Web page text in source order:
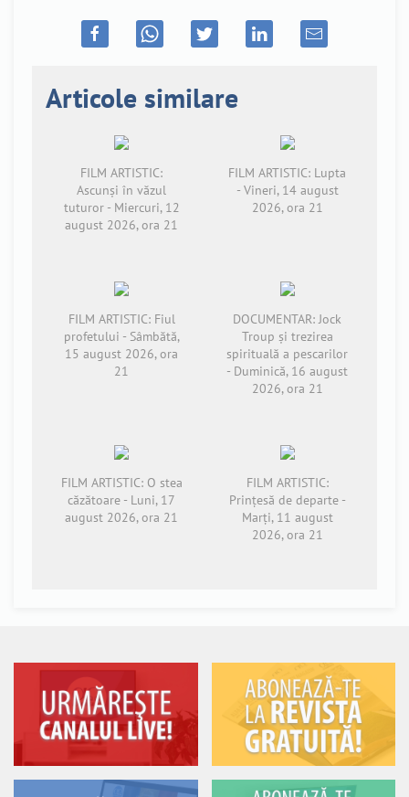
Articole similare
FILM ARTISTIC:
Ascunși în văzul
tuturor - Miercuri, 12
august 2026, ora 21
FILM ARTISTIC: Lupta
- Vineri, 14 august
2026, ora 21
FILM ARTISTIC: Fiul
profetului - Sâmbătă,
15 august 2026, ora
21
DOCUMENTAR: Jock
Troup și trezirea
spirituală a pescarilor
- Duminică, 16 august
2026, ora 21
FILM ARTISTIC: O stea
căzătoare - Luni, 17
august 2026, ora 21
FILM ARTISTIC:
Prințesă de departe -
Marți, 11 august
2026, ora 21